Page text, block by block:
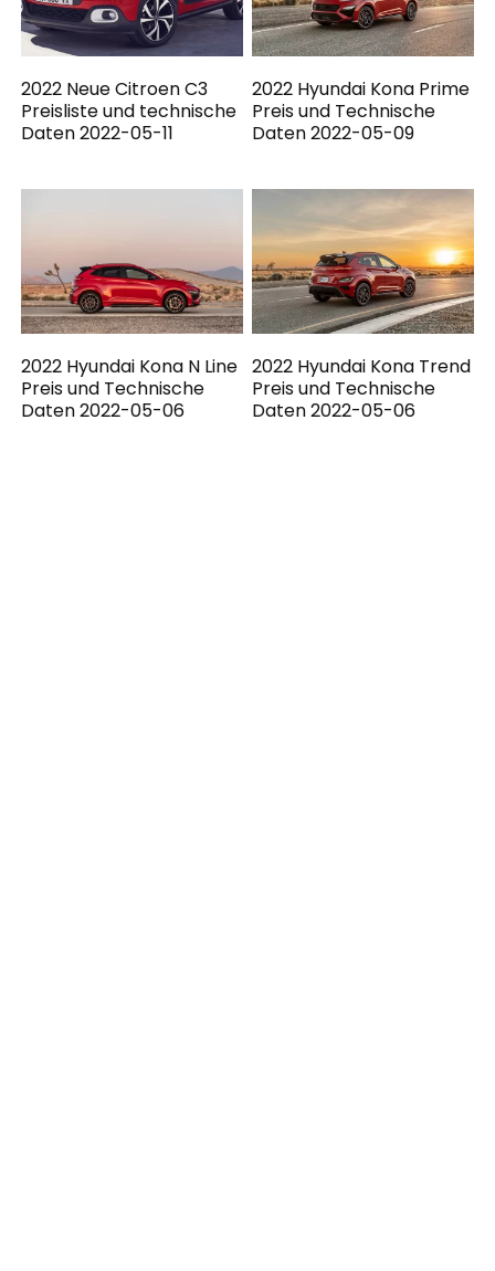
2022 Neue Citroen C3
Preisliste und technische
Daten 2022-05-11
2022 Hyundai Kona Prime
Preis und Technische
Daten 2022-05-09
2022 Hyundai Kona N Line
Preis und Technische
Daten 2022-05-06
2022 Hyundai Kona Trend
Preis und Technische
Daten 2022-05-06